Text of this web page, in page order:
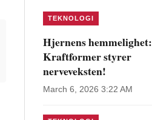
TEKNOLOGI
Hjernens hemmelighet:
Kraftformer styrer
nerveveksten!
March 6, 2026 3:22 AM